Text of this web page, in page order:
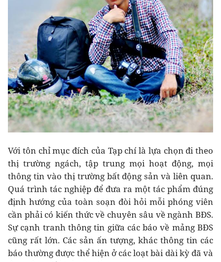
Với tôn chỉ mục đích của Tạp chí là lựa chọn đi theo
thị trường ngách, tập trung mọi hoạt động, mọi
thông tin vào thị trường bất động sản và liên quan.
Quá trình tác nghiệp để đưa ra một tác phẩm đúng
định hướng của toàn soạn đòi hỏi mỗi phóng viên
cần phải có kiến thức về chuyên sâu về ngành BĐS.
Sự cạnh tranh thông tin giữa các báo về mảng BĐS
cũng rất lớn. Các sản ấn tượng, khác thông tin các
báo thường được thể hiện ở các loạt bài dài kỳ đã và